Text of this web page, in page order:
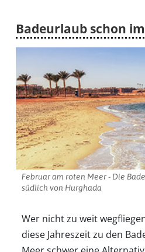
Badeurlaub schon
Februar am roten Meer - Die
südlich von Hurghada
Wer nicht zu weit
diese Jahreszeit zu den